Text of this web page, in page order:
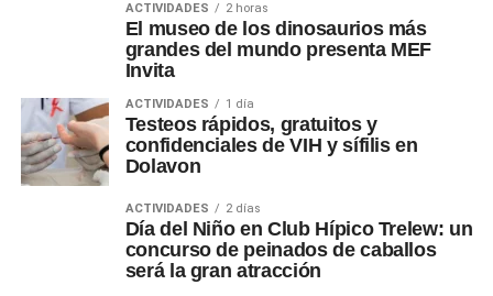
ACTIVIDADES 2 horas
El museo de los dinosaurios más
grandes del mundo presenta MEF
Invita
ACTIVIDADES 1 día
Testeos rápidos, gratuitos y
confidenciales de VIH y sífilis en
Dolavon
ACTIVIDADES 2 días
Día del Niño en Club Hípico Trelew: un
concurso de peinados de caballos
será la gran atracción